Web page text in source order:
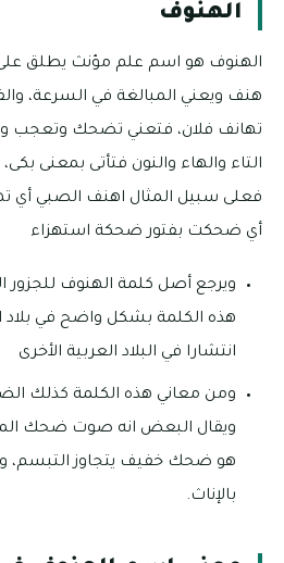
الهنوف
الهنوف هو اسم علم مؤنث يطلق على
هنف ويعني المبالغة في السرعة،
تهانف فلان، فتعني تضحك وتعجب
التاء والهاء والنون فتأتى بمعنى
فعلى سبيل المثال اهنف الصبي أي
أي ضحكت بفتور ضحكة استهزاء
ويرجع أصل كلمة الهنوف للجزور
هذه الكلمة بشكل واضح في بلاد
انتشارا في البلاد العربية الأخرى
ومن معاني هذه الكلمة كذلك
ويقال البعض انه صوت ضحك
هو ضحك خفيف يتجاوز
بالإناث.